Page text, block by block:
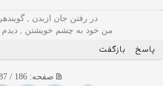
در رفتن جان ازبدن ,
من خود به چشم خویشتن , دیدم
پاسخ بازگفت
صفحه: 186 / 187